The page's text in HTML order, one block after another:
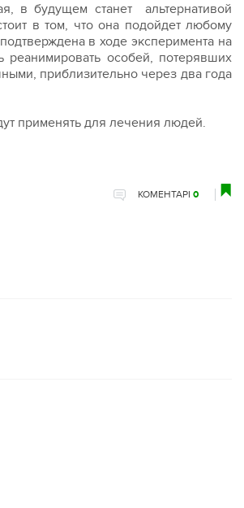
в будущем станет альтернативой
в том, что она подойдет любому
в ходе эксперимента на
особей, потерявших
приблизительно через два года
применять для лечения людей.
КОМЕНТАРІ 0